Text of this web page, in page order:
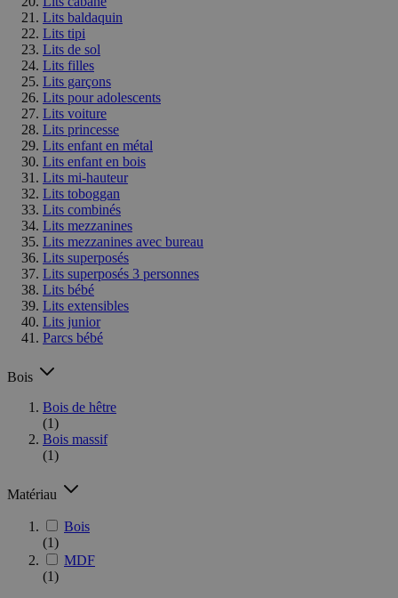
Lits baldaquin
Lits tipi
Lits de sol
Lits filles
Lits garçons
Lits pour adolescents
Lits voiture
Lits princesse
Lits enfant en métal
Lits enfant en bois
Lits mi-hauteur
Lits toboggan
Lits combinés
Lits mezzanines
Lits mezzanines avec bureau
Lits superposés
Lits superposés 3 personnes
Lits bébé
Lits extensibles
Lits junior
Parcs bébé
Bois
Bois de hêtre
(1)
Bois massif
(1)
Matériau
Bois
(1)
MDF
(1)